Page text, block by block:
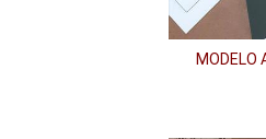
MODELO